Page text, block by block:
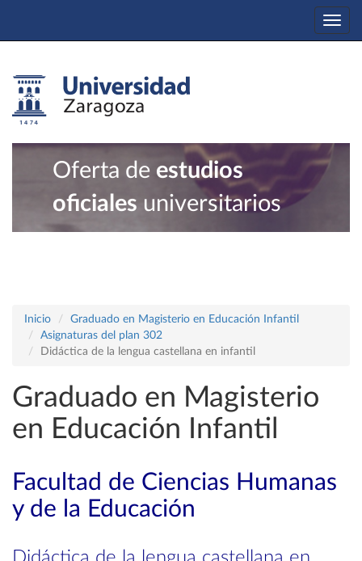
Oferta de estudios
oficiales universitarios
Inicio
Graduado en Magisterio en Educación Infantil
Asignaturas del plan 302
Didáctica de la lengua castellana en infantil
Graduado en Magisterio
en Educación Infantil
Facultad de Ciencias Humanas
y de la Educación